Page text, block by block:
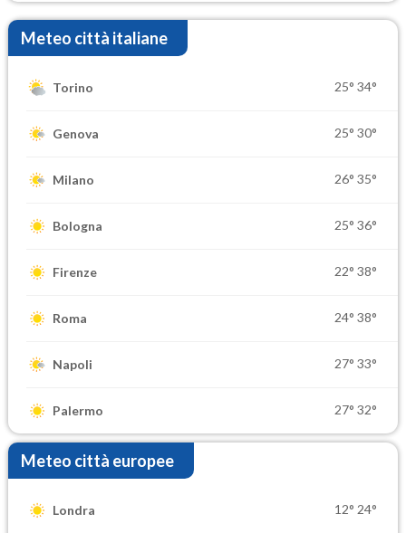
Meteo città italiane
Torino 25° 34°
Genova 25° 30°
Milano 26° 35°
Bologna 25° 36°
Firenze 22° 38°
Roma 24° 38°
Napoli 27° 33°
Palermo 27° 32°
Meteo città europee
Londra 12° 24°